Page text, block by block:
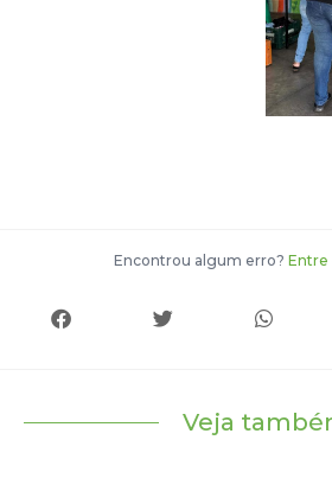
Encontrou algum erro? Entre
Veja